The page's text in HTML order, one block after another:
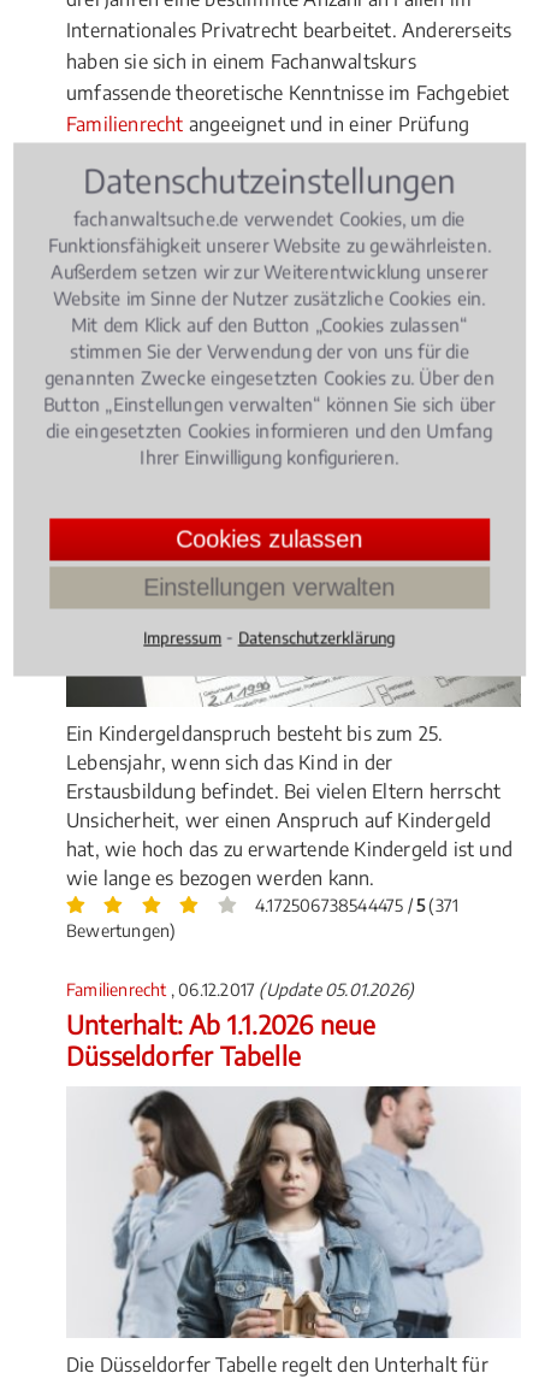
Internationales Privatrecht bearbeitet. Andererseits
haben sie sich in einem Fachanwaltskurs
umfassende theoretische Kenntnisse im Fachgebiet
Familienrecht angeeignet und in einer Prüfung
Familienrecht müssen sich übrigens nach ihrer
Ernennung jährlich fortbilden. Sie dürfen auch nur
in ingesamt drei Rechtsgebieten den Titel
"Fachanwalt" erwerben.
Rechtsbeiträge zu
Internationales Privatrecht
Kindergeld: Anspruch, Höhe und Dauer
Ein Kindergeldanspruch besteht bis zum 25.
Lebensjahr, wenn sich das Kind in der
Erstausbildung befindet. Bei vielen Eltern herrscht
Unsicherheit, wer einen Anspruch auf Kindergeld
hat, wie hoch das zu erwartende Kindergeld ist und
wie lange es bezogen werden kann.
4.172506738544475 /5(371
Bewertungen)
Familienrecht , 06.12.2017 (Update 05.01.2026)
Unterhalt: Ab 1.1.2026 neue
Düsseldorfer Tabelle
Die Düsseldorfer Tabelle regelt den Unterhalt für
Datenschutzeinstellungen
fachanwaltsuche.de verwendet Cookies, um die
Funktionsfähigkeit unserer Website zu gewährleisten.
Außerdem setzen wir zur Weiterentwicklung unserer
Website im Sinne der Nutzer zusätzliche Cookies ein.
Mit dem Klick auf den Button „Cookies zulassen“
stimmen Sie der Verwendung der von uns für die
genannten Zwecke eingesetzten Cookies zu. Über den
Button „Einstellungen verwalten“ können Sie sich über
die eingesetzten Cookies informieren und den Umfang
Ihrer Einwilligung konfigurieren.
Cookies zulassen
Einstellungen verwalten
Impressum ⁃ Datenschutzerklärung